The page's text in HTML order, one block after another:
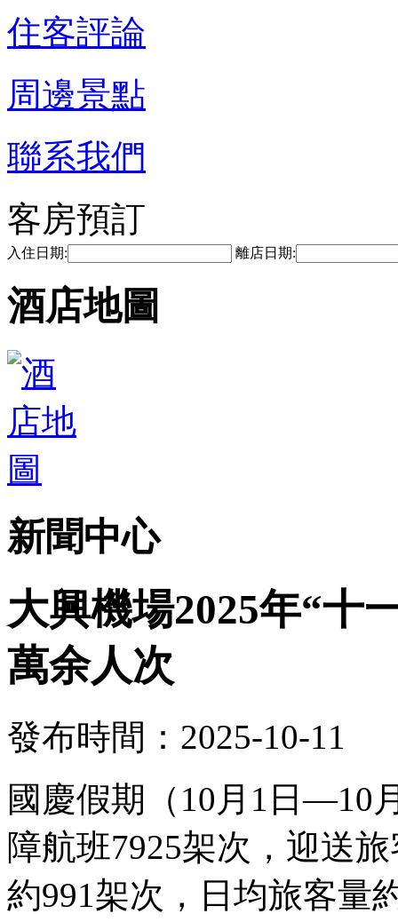
住客評論
周邊景點
聯系我們
客房預訂
入住日期: 離店日期:
酒店地圖
新聞中心
大興機場2025年“十
萬余人次
發布時間：2025-10-11
國慶假期（10月1日—10
障航班7925架次，迎送
約991架次，日均旅客量